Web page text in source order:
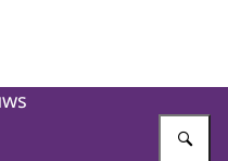
Sportraad